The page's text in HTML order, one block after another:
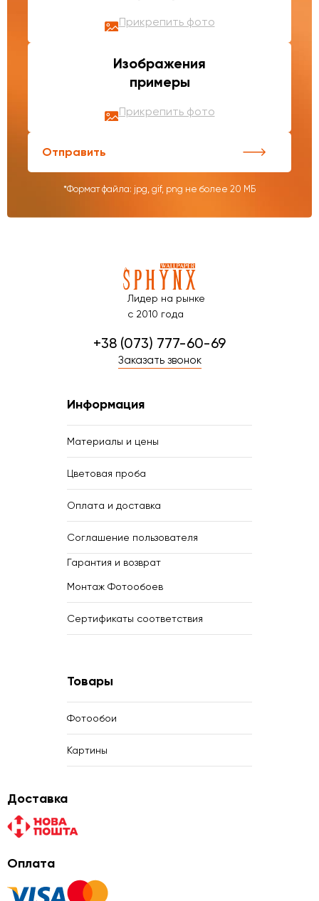
Прикрепить фото
Изображения
примеры
Прикрепить фото
Отправить
*Формат файла: jpg, gif, png не более 20 МБ
Лидер на рынке
с 2010 года
+38 (073) 777-60-69
Заказать звонок
Информация
Материалы и цены
Цветовая проба
Оплата и доставка
Соглашение пользователя
Гарантия и возврат
Монтаж Фотообоев
Сертификаты соответствия
Товары
Фотообои
Картины
Доставка
Оплата